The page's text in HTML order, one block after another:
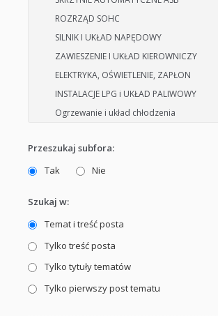
Przeszukaj subfora:
Tak
Nie
Szukaj w:
Temat i treść posta
Tylko treść posta
Tylko tytuły tematów
Tylko pierwszy post tematu